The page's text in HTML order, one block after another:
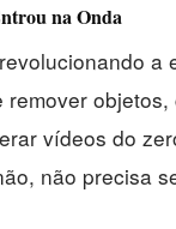
na Onda
a
objetos,
vídeos do
não precisa